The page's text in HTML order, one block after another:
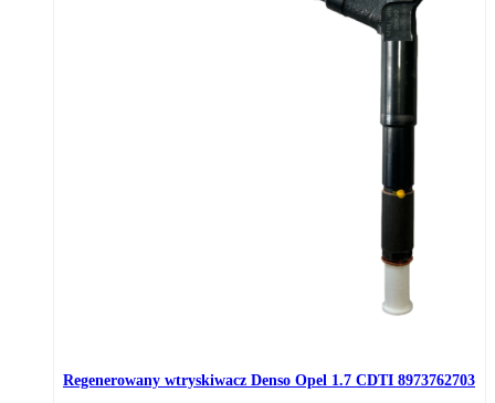
Regenerowany wtryskiwacz Denso Opel 1.7 CDTI 8973762703